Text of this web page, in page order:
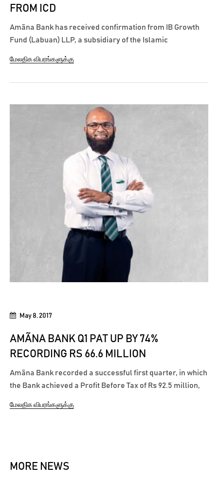
FROM ICD
Amãna Bank has received confirmation from IB Growth
Fund (Labuan) LLP, a subsidiary of the Islamic
(ICD), to participate in the Bank’s forthcoming rights
மேலதிக விபரங்களுக்கு
May 8, 2017
AMÃNA BANK Q1 PAT UP BY 74%
RECORDING RS 66.6 MILLION
Amãna Bank recorded a successful first quarter, in which
the Bank achieved a Profit Before Tax of Rs 92.5 million,
corresponding period of 2016. The Bank’s Profit After Tax
மேலதிக விபரங்களுக்கு
MORE NEWS